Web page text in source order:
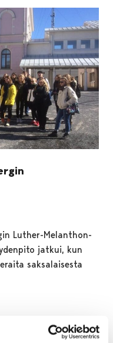
Luther-Melanthon-
jatkui, kun
saksalaisesta